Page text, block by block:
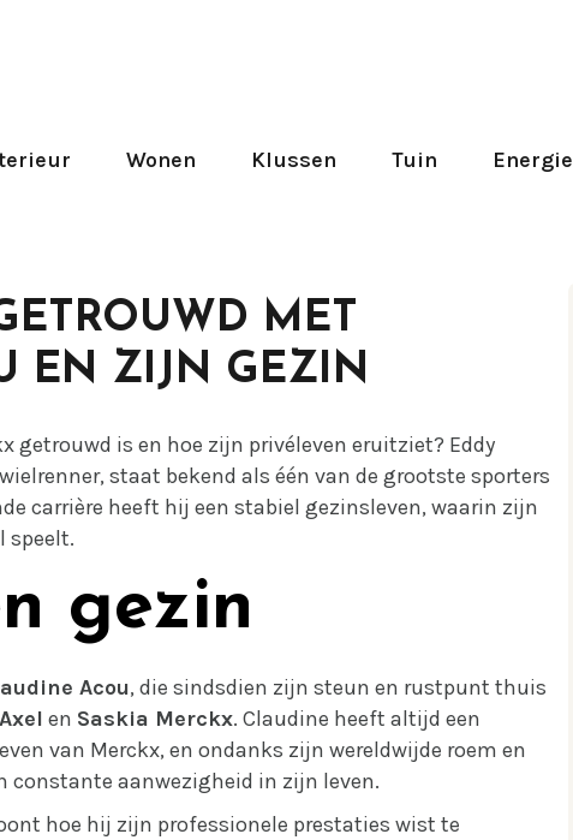
Wonen Klussen Tuin Energie
MET
EN ZIJN GEZIN
getrouwd is en hoe zijn privéleven eruitziet? Eddy
staat bekend als één van de grootste sporters
carrière heeft hij een stabiel gezinsleven, waarin zijn
speelt.
gezin
Acou, die sindsdien zijn steun en rustpunt thuis
Axel en Saskia Merckx. Claudine heeft altijd een
van Merckx, en ondanks zijn wereldwijde roem en
constante aanwezigheid in zijn leven.
hoe hij zijn professionele prestaties wist te